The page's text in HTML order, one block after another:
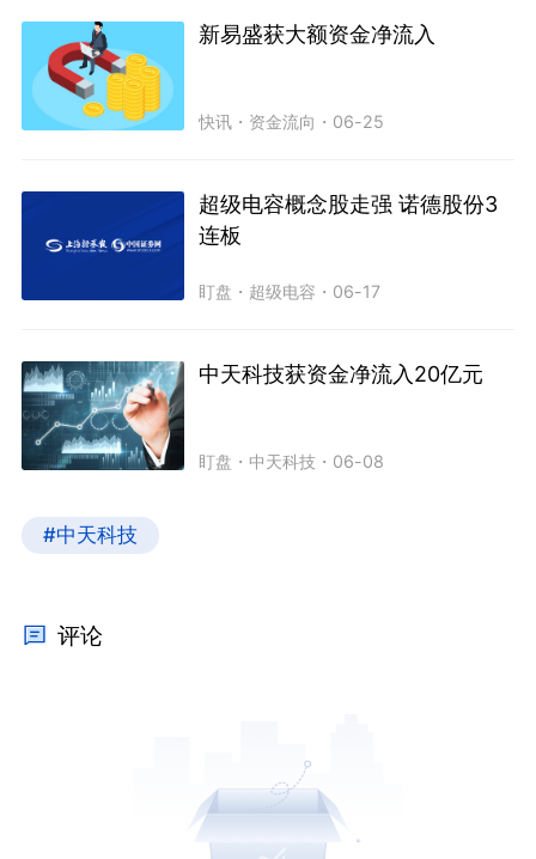
新易盛获大额资金净流入
快讯 ・ 资金流向 ・ 06-25
超级电容概念股走强 诺德股份3
连板
盯盘 ・ 超级电容 ・ 06-17
中天科技获资金净流入20亿元
盯盘 ・ 中天科技 ・ 06-08
#中天科技
评论